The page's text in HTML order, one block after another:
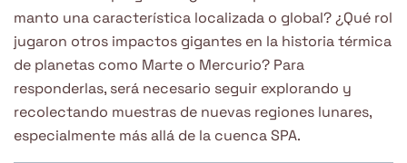
manto una característica localizada o global? ¿Qué rol
jugaron otros impactos gigantes en la historia térmica
de planetas como Marte o Mercurio? Para
responderlas, será necesario seguir explorando y
recolectando muestras de nuevas regiones lunares,
especialmente más allá de la cuenca SPA.